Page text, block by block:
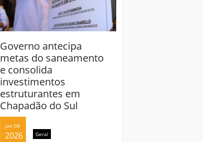
Governo antecipa
metas do saneamento
e consolida
investimentos
estruturantes em
Chapadão do Sul
jan 08
2026 Geral